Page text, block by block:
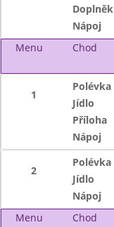
Doplněk
Nápoj
Menu
Chod
1
Polévka
Jídlo
Příloha
Nápoj
2
Polévka
Jídlo
Nápoj
Menu
Chod